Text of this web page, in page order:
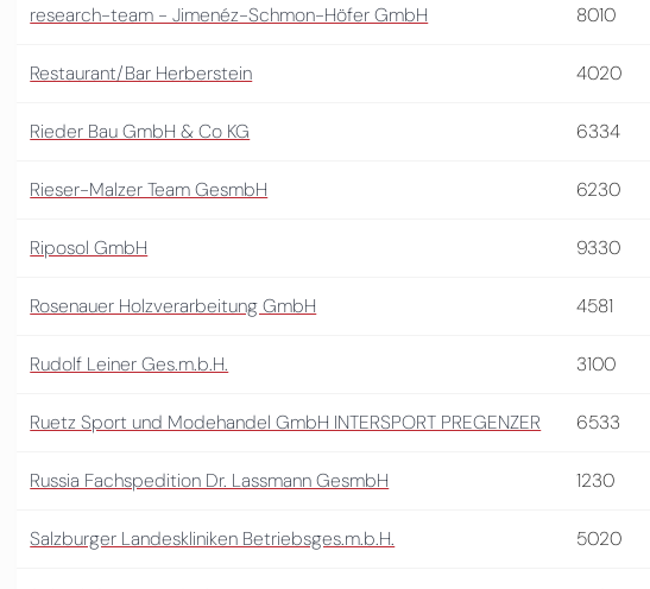
research-team - Jimenéz-Schmon-Höfer GmbH 8010
Restaurant/Bar Herberstein 4020
Rieder Bau GmbH & Co KG 6334
Rieser-Malzer Team GesmbH 6230
Riposol GmbH 9330
Rosenauer Holzverarbeitung GmbH 4581
Rudolf Leiner Ges.m.b.H. 3100
Ruetz Sport und Modehandel GmbH INTERSPORT PREGENZER 6533
Russia Fachspedition Dr. Lassmann GesmbH 1230
Salzburger Landeskliniken Betriebsges.m.b.H. 5020